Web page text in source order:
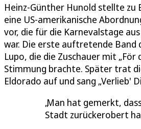
Heinz-Günther Hunold stellte zu
eine US-amerikanische
vor, die für die Karnevalstage
war. Die erste auftretende Band
Lupo, die die Zuschauer mit „För
Stimmung brachte. Später trat
Eldorado auf und sang „Verlieb'
Man hat gemerkt,
Stadt zurückerobert